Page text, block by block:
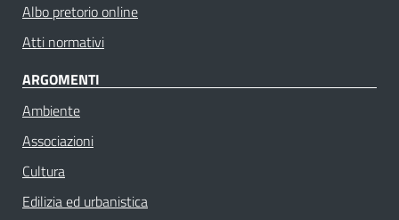
Albo pretorio online
Atti normativi
ARGOMENTI
Ambiente
Associazioni
Cultura
Edilizia ed urbanistica